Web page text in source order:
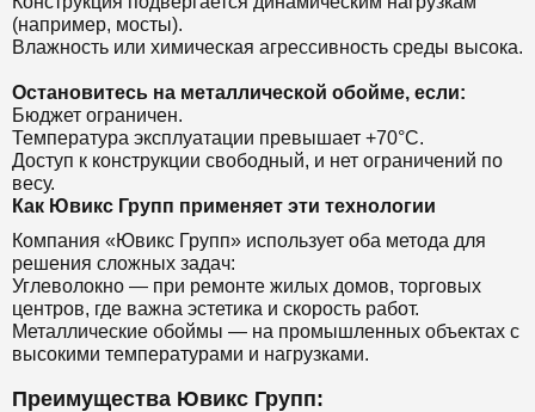
(например, мосты).
Влажность или химическая агрессивность среды высока.
Остановитесь на металлической обойме, если:
Бюджет ограничен.
Температура эксплуатации превышает +70°C.
Доступ к конструкции свободный, и нет ограничений по
весу.
Как Ювикс Групп применяет эти технологии
Компания «Ювикс Групп» использует оба метода для
решения сложных задач:
Углеволокно — при ремонте жилых домов, торговых
центров, где важна эстетика и скорость работ.
Металлические обоймы — на промышленных объектах с
высокими температурами и нагрузками.
Преимущества Ювикс Групп: